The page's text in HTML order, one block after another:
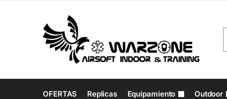
OFERTAS Replicas Equipamiento Outdoor